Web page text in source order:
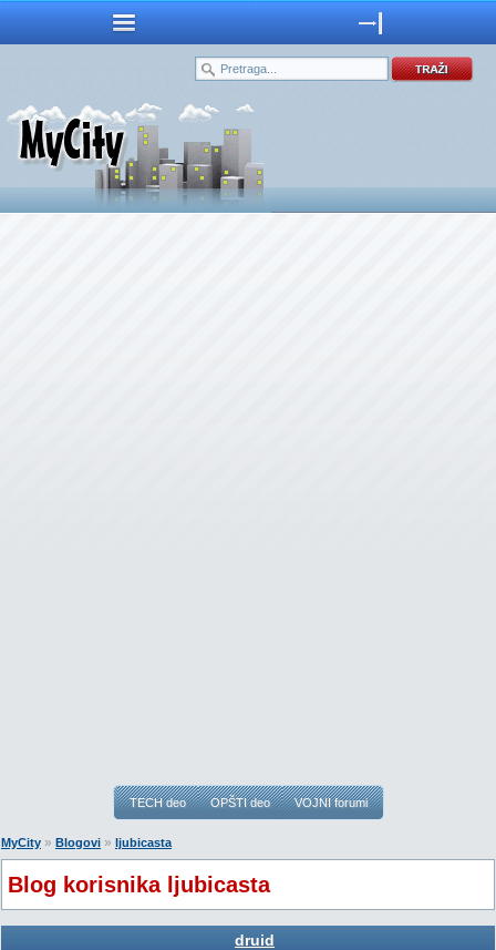
TECH deo OPŠTI deo VOJNI forumi
MyCity » Blogovi » ljubicasta
Blog korisnika ljubicasta
druid